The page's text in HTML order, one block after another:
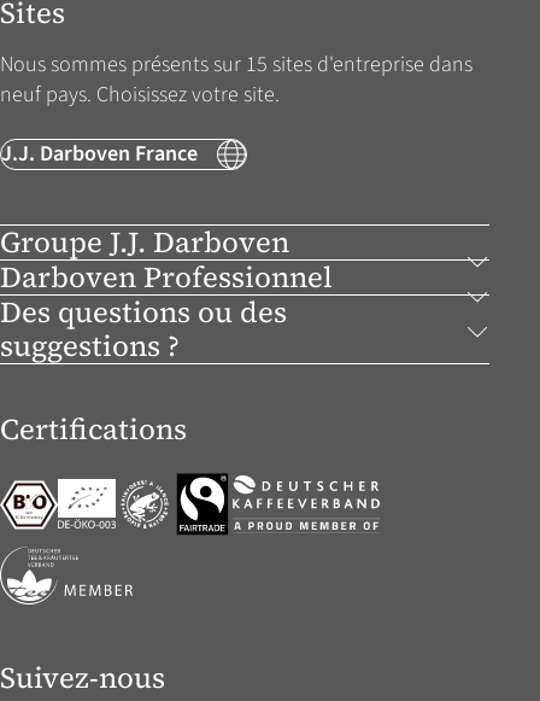
Groupe J.J. Darboven
Sites
Nous sommes présents sur 15 sites d'entreprise dans
neuf pays. Choisissez votre site.
J.J. Darboven France
Darboven Professionnel
Des questions ou des
suggestions ?
Certifications
Suivez-nous